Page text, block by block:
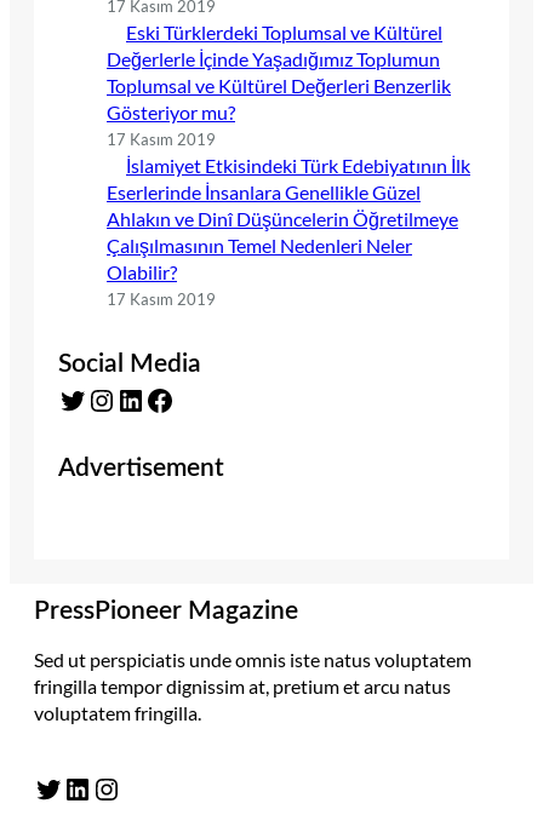
17 Kasım 2019
Eski Türklerdeki Toplumsal ve Kültürel
Değerlerle İçinde Yaşadığımız Toplumun
Toplumsal ve Kültürel Değerleri Benzerlik
Gösteriyor mu?
17 Kasım 2019
İslamiyet Etkisindeki Türk Edebiyatının İlk
Eserlerinde İnsanlara Genellikle Güzel
Ahlakın ve Dinî Düşüncelerin Öğretilmeye
Çalışılmasının Temel Nedenleri Neler
Olabilir?
17 Kasım 2019
Social Media
Twitter Instagram LinkedIn Facebook
Advertisement
PressPioneer Magazine
Sed ut perspiciatis unde omnis iste natus voluptatem
fringilla tempor dignissim at, pretium et arcu natus
voluptatem fringilla.
Twitter LinkedIn Instagram